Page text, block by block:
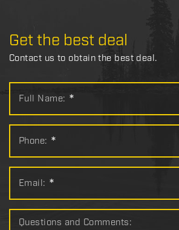
Get the best deal
Contact us to obtain the best deal.
Full Name: *
Phone: *
Email: *
Questions and Comments: